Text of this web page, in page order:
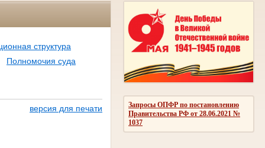
Запросы ОПФР по постановлению
Правительства РФ от 28.06.2021 №
1037
структура
Полномочия суда
версия для печати